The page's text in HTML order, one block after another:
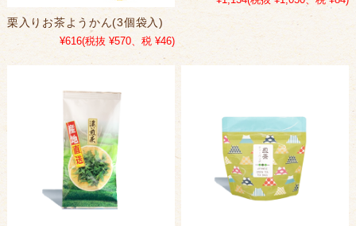
栗入りお茶ようかん(3個袋入)
¥616(税抜 ¥570、税 ¥46)